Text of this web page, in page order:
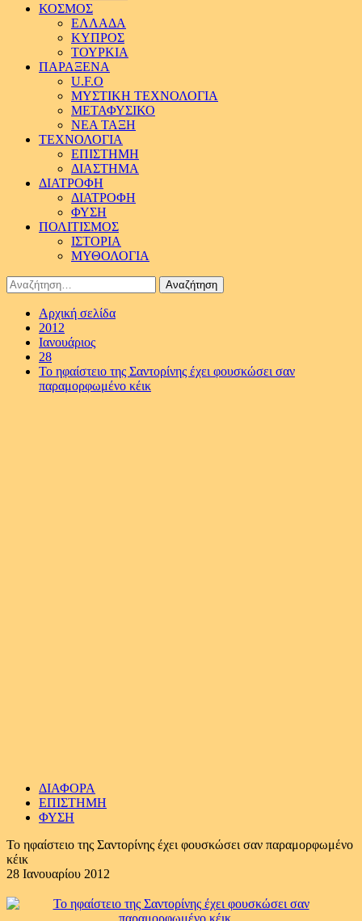
ΚΟΣΜΟΣ
ΕΛΛΑΔΑ
ΚΥΠΡΟΣ
ΤΟΥΡΚΙΑ
ΠΑΡΑΞΕΝΑ
U.F.O
ΜΥΣΤΙΚΗ ΤΕΧΝΟΛΟΓΙΑ
ΜΕΤΑΦΥΣΙΚΟ
ΝΕΑ ΤΑΞΗ
ΤΕΧΝΟΛΟΓΙΑ
ΕΠΙΣΤΗΜΗ
ΔΙΑΣΤΗΜΑ
ΔΙΑΤΡΟΦΗ
ΔΙΑΤΡΟΦΗ
ΦΥΣΗ
ΠΟΛΙΤΙΣΜΟΣ
ΙΣΤΟΡΙΑ
ΜΥΘΟΛΟΓΙΑ
Αναζήτηση
για:
Αρχική σελίδα
2012
Ιανουάριος
28
Το ηφαίστειο της Σαντορίνης έχει φουσκώσει σαν
παραμορφωμένο κέικ
ΔΙΑΦΟΡΑ
ΕΠΙΣΤΗΜΗ
ΦΥΣΗ
Το ηφαίστειο της Σαντορίνης έχει φουσκώσει σαν παραμορφωμένο
κέικ
28 Ιανουαρίου 2012